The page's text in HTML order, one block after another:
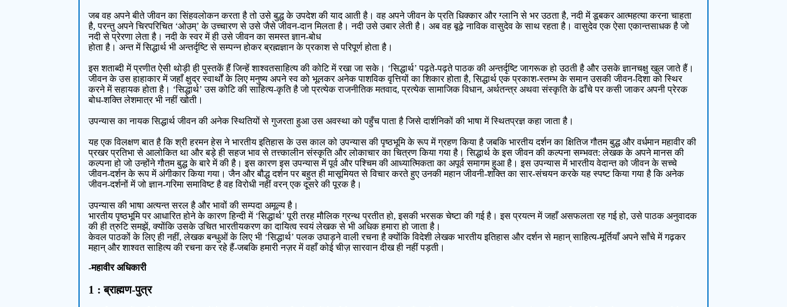
जब वह अपने बीते जीवन का सिंहवलोकन करता है तो उसे बुद्ध के उपदेश की याद आती है। वह अपने जीवन के प्रति धिक्कार और ग्लानि से भर उठता है, नदी में डूबकर आत्महत्या करना चाहता
है, परन्तु अपने चिरपरिचित ‘ओउम्’ के उच्चारण से उसे जैसे जीवन-दान मिलता है। नदी उसे उबार लेती है। अब वह बूढ़े नाविक वासुदेव के साथ रहता है। वासुदेव एक ऐसा एकान्तसाधक है जो
नदी से प्रेरणा लेता है। नदी के स्वर में ही उसे जीवन का समस्त ज्ञान-बोध
होता है। अन्त में सिद्धार्थ भी अन्तर्दृष्टि से सम्पन्न होकर ब्रह्मज्ञान के प्रकाश से परिपूर्ण होता है।
इस शताब्दी में प्रणीत ऐसी थोड़ी ही पुस्तकें हैं जिन्हें शाश्वतसाहित्य की कोटि में रखा जा सके। ‘सिद्धार्थ’ पढ़ते-पढ़ते पाठक की अन्तर्दृष्टि जागरूक हो उठती है और उसके ज्ञानचक्षु खुल जाते हैं।
जीवन के उस हाहाकार में जहाँ क्षुद्र स्वार्थों के लिए मनुष्य अपने स्व को भूलकर अनेक पाशविक वृत्तियों का शिकार होता है, सिद्धार्थ एक प्रकाश-स्तम्भ के समान उसकी जीवन-दिशा को स्थिर
करने में सहायक होता है। ‘सिद्धार्थ’ उस कोटि की साहित्य-कृति है जो प्रत्येक राजनीतिक मतवाद, प्रत्येक सामाजिक विधान, अर्थतन्त्र अथवा संस्कृति के ढाँचे पर कसी जाकर अपनी प्रेरक
बोध-शक्ति लेशमात्र भी नहीं खोती।
उपन्यास का नायक सिद्धार्थ जीवन की अनेक स्थितियों से गुजरता हुआ उस अवस्था को पहुँच पाता है जिसे दार्शनिकों की भाषा में स्थितप्रज्ञ कहा जाता है।
यह एक विलक्षण बात है कि श्री हरमन हेस ने भारतीय इतिहास के उस काल को उपन्यास की पृष्ठभूमि के रूप में ग्रहण किया है जबकि भारतीय दर्शन का क्षितिज गौतम बुद्ध और वर्धमान महावीर की
प्रखर प्रतिभा से आलोकित था और बड़े ही सहज भाव से तत्त्कालीन संस्कृति और लोकाचार का चित्रण किया गया है। सिद्धार्थ के इस जीवन की कल्पना सम्भवत: लेखक के अपने मानस की
कल्पना हो जो उन्होंने गौतम बुद्ध के बारे में की है। इस कारण इस उपन्यास में पूर्व और पश्चिम की आध्यात्मिकता का अपूर्व समागम हुआ है। इस उपन्यास में भारतीय वेदान्त को जीवन के सच्चे
जीवन-दर्शन के रूप में अंगीकार किया गया। जैन और बौद्ध दर्शन पर बहुत ही मासूमियत से विचार करते हुए उनकी महान जीवनी-शक्ति का सार-संचयन करके यह स्पष्ट किया गया है कि अनेक
जीवन-दर्शनों में जो ज्ञान-गरिमा समाविष्ट है वह विरोधी नहीं वरन् एक दूसरे की पूरक है।
उपन्यास की भाषा अत्यन्त सरल है और भावों की सम्पदा अमूल्य है।
भारतीय पृष्ठभूमि पर आधारित होने के कारण हिन्दी में ‘सिद्धार्थ’ पूरी तरह मौलिक ग्रन्थ प्रतीत हो, इसकी भरसक चेष्टा की गई है। इस प्रयत्न में जहाँ असफलता रह गई हो, उसे पाठक अनुवादक
की ही त्रुटि समझें, क्योंकि उसके उचित भारतीयकरण का दायित्व स्वयं लेखक से भी अधिक हमारा हो जाता है।
केवल पाठकों के लिए ही नहीं, लेखक बन्धुओं के लिए भी ‘सिद्धार्थ’ पलक उघाड़ने वाली रचना है क्योंकि विदेशी लेखक भारतीय इतिहास और दर्शन से महान् साहित्य-मूर्तियाँ अपने साँचे में गढ़कर
महान् और शाश्वत साहित्य की रचना कर रहे हैं-जबकि हमारी नज़र में वहाँ कोई चीज़ सारवान दीख ही नहीं पड़ती।
-महावीर अधिकारी
1 : ब्राह्मण-पुत्र